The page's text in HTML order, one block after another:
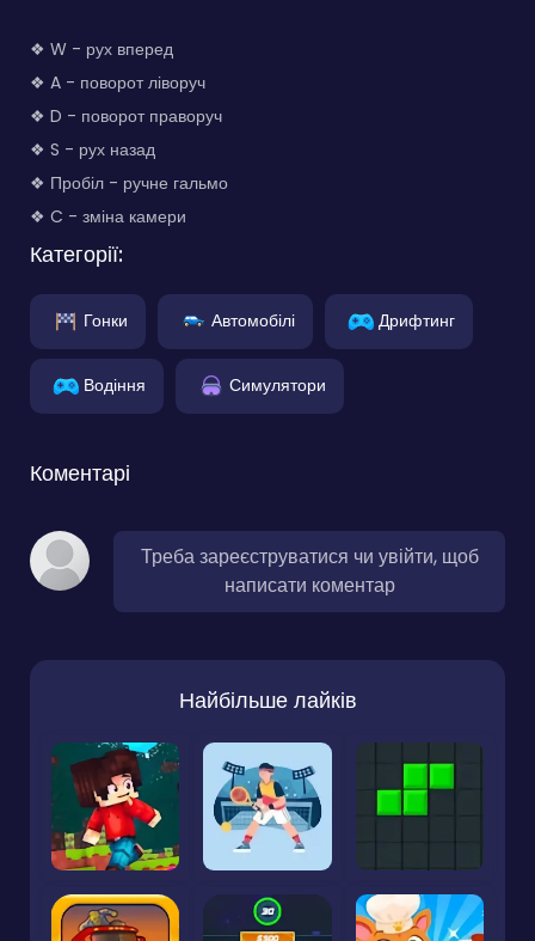
❖ W - рух вперед
❖ A - поворот ліворуч
❖ D - поворот праворуч
❖ S - рух назад
❖ Пробіл - ручне гальмо
❖ C - зміна камери
Категорії:
Гонки Автомобілі Дрифтинг
Водіння Симулятори
Коментарі
Треба зареєструватися чи увійти, щоб
написати коментар
Найбільше лайків